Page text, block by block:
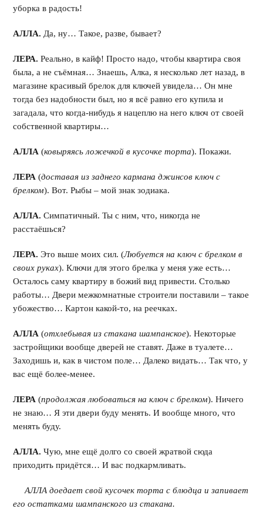
уборка в радость!
АЛЛА. Да, ну… Такое, разве, бывает?
ЛЕРА. Реально, в кайф! Просто надо, чтобы квартира своя
была, а не съёмная… Знаешь, Алка, я несколько лет назад, в
магазине красивый брелок для ключей увидела… Он мне
тогда без надобности был, но я всё равно его купила и
загадала, что когда-нибудь я нацеплю на него ключ от своей
собственной квартиры…
АЛЛА (ковыряясь ложечкой в кусочке торта). Покажи.
ЛЕРА (доставая из заднего кармана джинсов ключ с
брелком). Вот. Рыбы – мой знак зодиака.
АЛЛА. Симпатичный. Ты с ним, что, никогда не
расстаёшься?
ЛЕРА. Это выше моих сил. (Любуется на ключ с брелком в
своих руках). Ключи для этого брелка у меня уже есть…
Осталось саму квартиру в божий вид привести. Столько
работы… Двери межкомнатные строители поставили – такое
убожество… Картон какой-то, на реечках.
АЛЛА (отхлебывая из стакана шампанское). Некоторые
застройщики вообще дверей не ставят. Даже в туалете…
Заходишь и, как в чистом поле… Далеко видать… Так что, у
вас ещё более-менее.
ЛЕРА (продолжая любоваться на ключ с брелком). Ничего
не знаю… Я эти двери буду менять. И вообще много, что
менять буду.
АЛЛА. Чую, мне ещё долго со своей жратвой сюда
приходить придётся… И вас подкармливать.
АЛЛА доедает свой кусочек торта с блюдца и запивает
его остатками шампанского из стакана.